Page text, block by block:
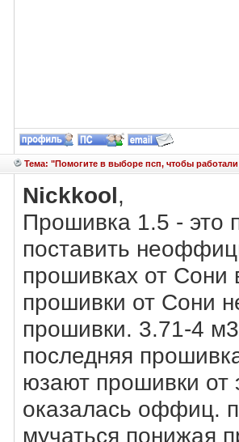
Тема: "Помогите в выборе псп, чтобы
Nickkool,
Прошивка 1.5 - это
поставить
прошивках от Сони
прошивки от Сони
прошивки. 3.71-4
последняя
юзают прошивки от
оказалась оффиц.
мучаться понижая